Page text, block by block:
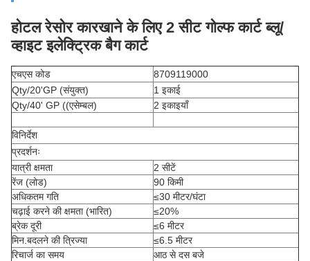
होटल रेसोर कारखाने के लिए 2 सीट गोल्फ कार्ट ब्लू/
व्हाइट इलेक्ट्रिक बैग कार्ट
एचएस कोड
8709119000
Qty/20'GP (संयुक्त)
1 इकाई
Qty/40' GP ((एसेम्बल)
2 इकाइयाँ
विनिर्देश
प्रदर्शनः
यात्री क्षमता
2 सीटें
रेंज (लोड)
90 किमी
अधिकतम गति
≤30 मीटर/घंटा
चढ़ाई करने की क्षमता (भारित)
≤20%
ब्रेक दूरी
≤6 मीटर
मिन.बदलने की त्रिज्या
≤6.5 मीटर
रिचार्ज का समय
आठ से दस बजे